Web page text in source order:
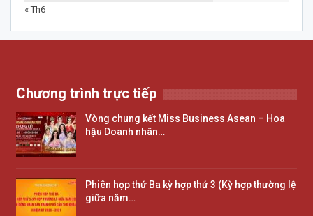
« Th6
Chương trình trực tiếp
Vòng chung kết Miss Business Asean – Hoa
hậu Doanh nhân…
Phiên họp thứ Ba kỳ hợp thứ 3 (Kỳ hợp thường lệ
giữa năm…